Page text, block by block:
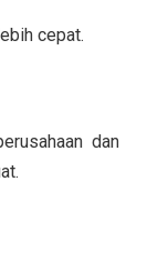
cepat.
dan